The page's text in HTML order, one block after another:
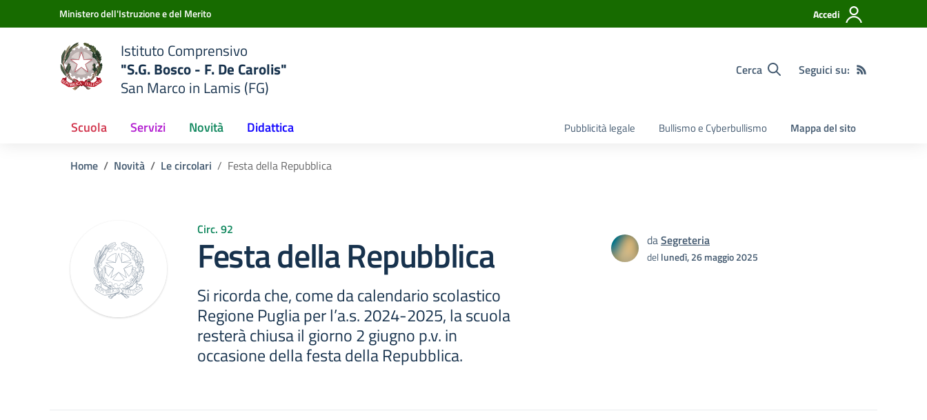
Vai ai contenuti
Vai al menu di navigazioneMinistero dell'Istruzione e del Merito Accedi
Istituto Comprensivo
"S.G. Bosco - F. De Carolis"
San Marco in Lamis (FG)
Cerca Seguici su:
Scuola Servizi Novità Didattica Pubblicità legale Bullismo e Cyberbullismo Mappa del sito
Home Novità Le circolari Festa della Repubblica
Circ. 92
Festa della Repubblica
Si ricorda che, come da calendario scolastico
Regione Puglia per l’a.s. 2024-2025, la scuola
resterà chiusa il giorno 2 giugno p.v. in
occasione della festa della Repubblica.
daSegreteria
dellunedì, 26 maggio 2025